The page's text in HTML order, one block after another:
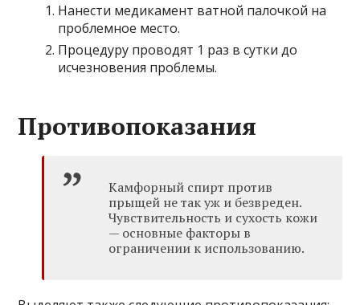
Нанести медикамент ватной палочкой на
проблемное место.
Процедуру проводят 1 раз в сутки до
исчезновения проблемы.
Противопоказания
Камфорный спирт против
прыщей не так уж и безвреден.
Чувствительность и сухость кожи
— основные факторы в
ограничении к использованию.